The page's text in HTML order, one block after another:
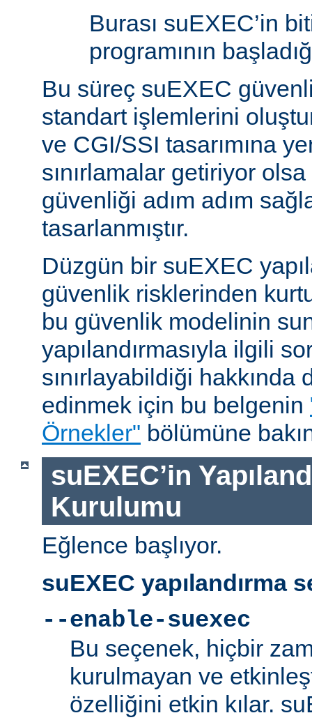
Burası suEXEC’in
programının
Bu süreç suEXEC
standart işlemlerini
ve CGI/SSI tasarımına
sınırlamalar getiriyor
güvenliği adım adım
tasarlanmıştır.
Düzgün bir suEXEC
güvenlik risklerinden
bu güvenlik modelinin
yapılandırmasıyla ilgili
sınırlayabildiği hakkında
edinmek için bu belgenin
Örnekler" bölümüne
suEXEC’in
Kurulumu
Eğlence başlıyor.
suEXEC yapılandırma
--enable-suexec
Bu seçenek, hiçbir
kurulmayan ve
özelliğini etkin kılar.